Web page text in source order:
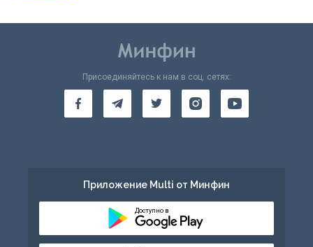
Присоединяйтесь к нам в соц. сетях:
Приложение Multi от Минфин
Доступно в